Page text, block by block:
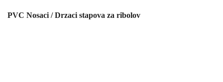
PVC Nosaci / Drzaci stapova za ribolov